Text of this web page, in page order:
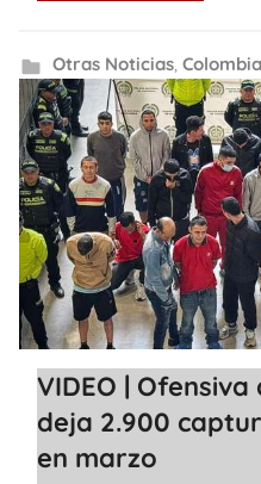
Otras Noticias, Colombia
VIDEO |
deja 2.900
en marzo